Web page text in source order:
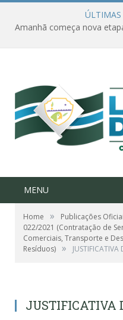
ÚLTIMAS
MENU
Home » Publicações
022/2021 (Contratação de
Comerciais, Transporte e
Resíduos) » JUSTIFICATIVA
JUSTIFICATIVA